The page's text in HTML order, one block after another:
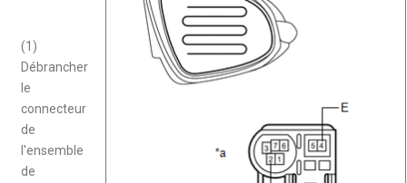
(1)
Débrancher
le
connecteur
de
l'ensemble
de